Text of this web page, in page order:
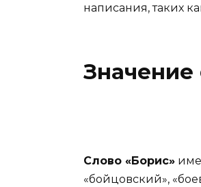
написания, таких
Слово «Борис»
«бойцовский»,